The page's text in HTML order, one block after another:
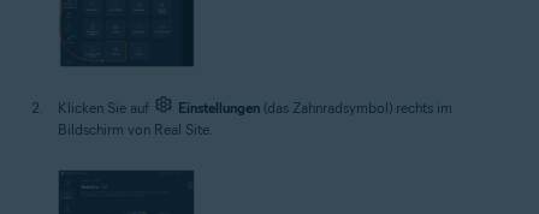
Klicken Sie auf Einstellungen (das Zahnradsymbol) rechts im
Bildschirm von Real Site.